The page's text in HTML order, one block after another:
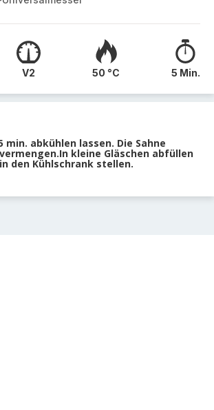
V2 50 °C 5 Min.
min. abkühlen lassen. Die Sahne
kleine Gläschen abfüllen
den Kühlschrank stellen.